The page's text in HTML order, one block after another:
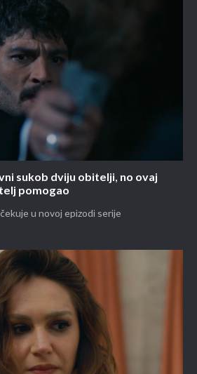
sukob dviju obitelji, no ovaj
pomogao
u novoj epizodi serije